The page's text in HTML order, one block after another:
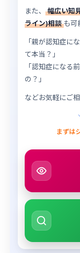
また、
幅広い知
ライン)相談も可
「親が認知症に
て本当？」
「認知症になる
の？」
などお気軽にご
まずは